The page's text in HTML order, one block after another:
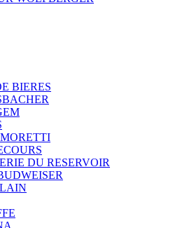
BIERES
DU RESERVOIR